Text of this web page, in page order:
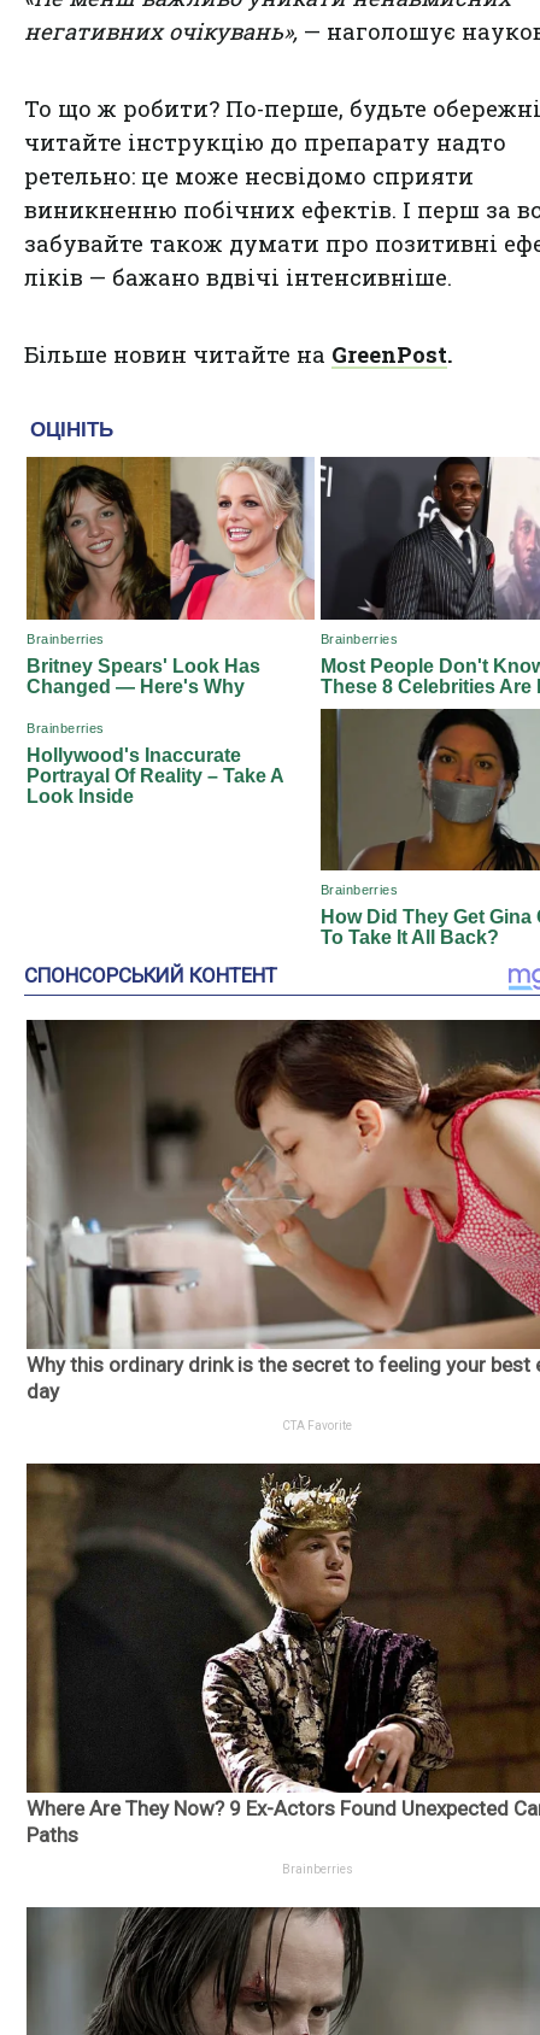
негативних очікувань», — наголошує
То що ж робити? По-перше, будьте
читайте інструкцію до препарату надто
ретельно: це може несвідомо сприяти
виникненню побічних ефектів. І перш за
забувайте також думати про позитивні
ліків — бажано вдвічі інтенсивніше.
Більше новин читайте на GreenPost.